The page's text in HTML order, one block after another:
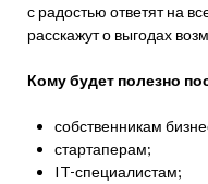
с радостью ответят на
расскажут о выгодах
Кому будет полезно
собственникам
стартаперам;
IT-специалистам;